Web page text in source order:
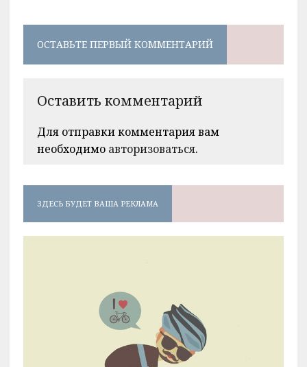
ОСТАВЬТЕ ПЕРВЫЙ КОММЕНТАРИЙ
Оставить комментарий
Для отправки комментария вам
необходимо авторизоваться.
ЗДЕСЬ БУДЕТ ВАША РЕКЛАМА